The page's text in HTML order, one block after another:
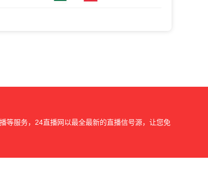
等服务，24直播网以最全最新的直播信号源，让您免